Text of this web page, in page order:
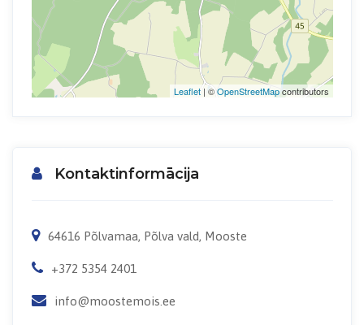
Leaflet| ©OpenStreetMapcontributors
Kontaktinformācija
64616 Põlvamaa, Põlva vald, Mooste
+372 5354 2401
info@moostemois.ee